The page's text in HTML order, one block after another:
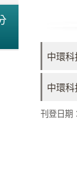
中環
中環
刊登日期